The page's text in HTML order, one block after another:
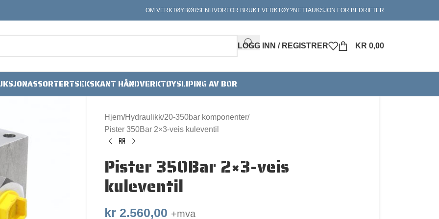
OM VERKTØYBØRSEN HVORFOR BRUKT VERKTØY?NETTAUKSJON FOR BEDRIFTER
LOGG INN / REGISTRER KR 0,00
ASSORTERTSEKSKANT HÅNDVERKTØYSLIPING AV BOR
Hjem Hydraulikk 20-350bar komponenter
Pister 350Bar 2×3-veis kuleventil
Pister 350Bar 2×3-veis
kuleventil
kr2.560,00 +mva